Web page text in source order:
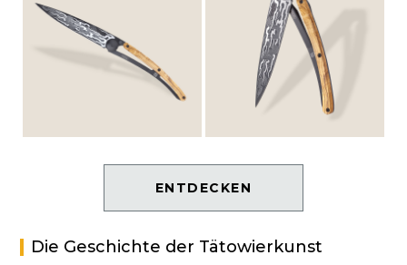
ENTDECKEN
Die Geschichte der Tätowierkunst